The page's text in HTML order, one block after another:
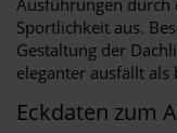
Sportlichkeit aus.
Gestaltung der
eleganter ausfällt
Eckdaten zum